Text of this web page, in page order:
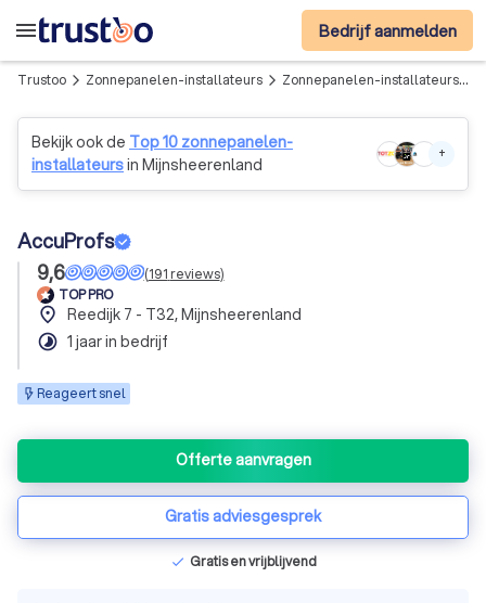
menu Bedrijf aanmelden
Trustoo arrow_forward_ios Zonnepanelen-installateurs arrow_forward_ios Zonnepanelen-installateurs in Mijnsheerenland
Bekijk ook de Top 10 zonnepanelen-
installateursin Mijnsheerenland
+
AccuProfs
9,6
(191reviews)
TOP PRO
place Reedijk 7 - T32, Mijnsheerenland
timelapse 1 jaar in bedrijf
Reageert snel
Offerte aanvragen
Gratis adviesgesprek
check Gratis en vrijblijvend